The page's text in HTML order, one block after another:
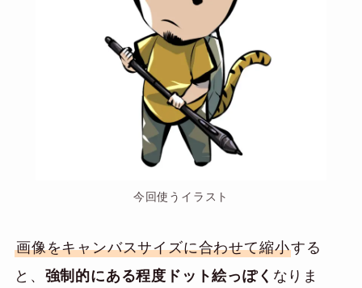
今回使うイラスト
画像をキャンバスサイズに合わせて縮小する
と、 強制的にある程度ドット絵っぽく なりま